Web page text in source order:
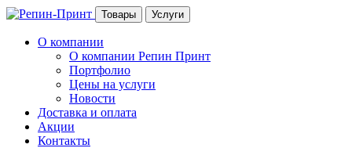
Товары Услуги
О компании
О компании Репин Принт
Портфолио
Цены на услуги
Новости
Доставка и оплата
Акции
Контакты